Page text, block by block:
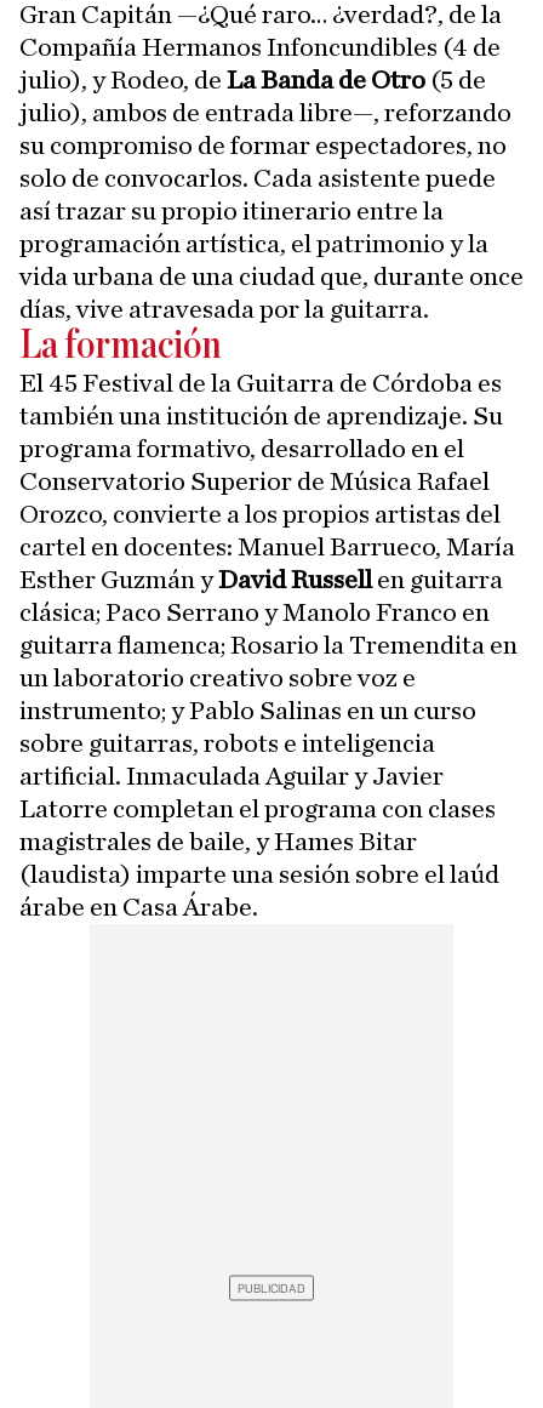
Gran Capitán —¿Qué raro… ¿verdad?, de la
Compañía Hermanos Infoncundibles (4 de
julio), y Rodeo, de La Banda de Otro (5 de
julio), ambos de entrada libre—, reforzando
su compromiso de formar espectadores, no
solo de convocarlos. Cada asistente puede
así trazar su propio itinerario entre la
programación artística, el patrimonio y la
vida urbana de una ciudad que, durante once
días, vive atravesada por la guitarra.
La formación
El 45 Festival de la Guitarra de Córdoba es
también una institución de aprendizaje. Su
programa formativo, desarrollado en el
Conservatorio Superior de Música Rafael
Orozco, convierte a los propios artistas del
cartel en docentes: Manuel Barrueco, María
Esther Guzmán yDavid Russellen guitarra
clásica; Paco Serrano y Manolo Franco en
guitarra flamenca; Rosario la Tremendita en
un laboratorio creativo sobre voz e
instrumento; y Pablo Salinas en un curso
sobre guitarras, robots e inteligencia
artificial. Inmaculada Aguilar y Javier
Latorre completan el programa con clases
magistrales de baile, y Hames Bitar
(laudista) imparte una sesión sobre el laúd
árabe en Casa Árabe.